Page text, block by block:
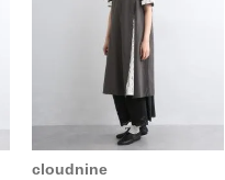
cloudnine